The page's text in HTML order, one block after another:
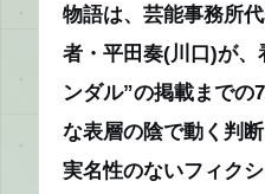
物語は、芸能事務所
者・平田奏(川口)が、
ンダル”の掲載までの
な表層の陰で動く判
実名性のないフィク